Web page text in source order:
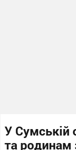
У Сумській
та родинам